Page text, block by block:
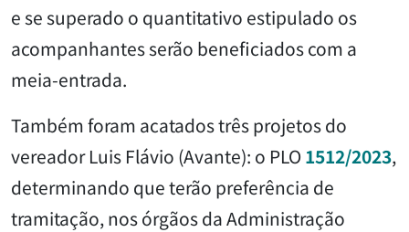
e se superado o quantitativo estipulado os
acompanhantes serão beneficiados com a
meia-entrada.
Também foram acatados três projetos do
vereador Luis Flávio (Avante): o PLO 1512/2023,
determinando que terão preferência de
tramitação, nos órgãos da Administração